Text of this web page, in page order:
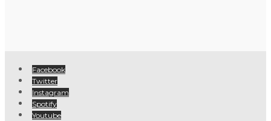
Facebook
Twitter
Instagram
Spotify
Youtube